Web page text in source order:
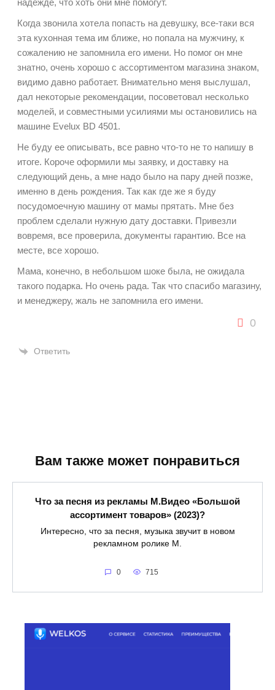
надежде, что хоть они мне помогут.
Когда звонила хотела попасть на девушку, все-таки вся
эта кухонная тема им ближе, но попала на мужчину, к
сожалению не запомнила его имени. Но помог он мне
знатно, очень хорошо с ассортиментом магазина знаком,
видимо давно работает. Внимательно меня выслушал,
дал некоторые рекомендации, посоветовал несколько
моделей, и совместными усилиями мы остановились на
машине Evelux BD 4501.
Не буду ее описывать, все равно что-то не то напишу в
итоге. Короче оформили мы заявку, и доставку на
следующий день, а мне надо было на пару дней позже,
именно в день рождения. Так как где же я буду
посудомоечную машину от мамы прятать. Мне без
проблем сделали нужную дату доставки. Привезли
вовремя, все проверила, документы гарантию. Все на
месте, все хорошо.
Мама, конечно, в небольшом шоке была, не ожидала
такого подарка. Но очень рада. Так что спасибо магазину,
и менеджеру, жаль не запомнила его имени.
0
Ответить
Вам также может понравиться
Что за песня из рекламы М.Видео «Большой
ассортимент товаров» (2023)?
Интересно, что за песня, музыка звучит в новом
рекламном ролике М.
0 715